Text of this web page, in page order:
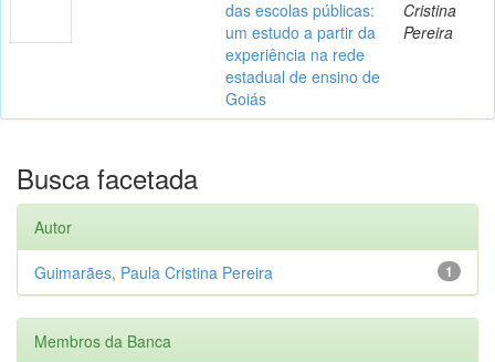
das escolas públicas:
um estudo a partir da
experiência na rede
estadual de ensino de
Goiás
Cristina
Pereira
Busca facetada
Autor
1
Guimarães, Paula Cristina Pereira
Membros da Banca